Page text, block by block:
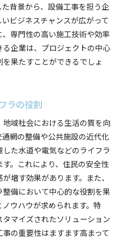
背景から、設備工事を担う企
ビジネスチャンスが広がって
専門性の高い施工技術や効率
企業は、プロジェクトの中心
果たすことができるでしょ
ラの役割
域社会における生活の質を向
網の整備や公共施設の近代化
た水道や電気などのライフラ
。これにより、住民の安全性
増す効果があります。また、
備において中心的な役割を果
ウハウが求められます。特
マイズされたソリューション
の重要性はますます高まって